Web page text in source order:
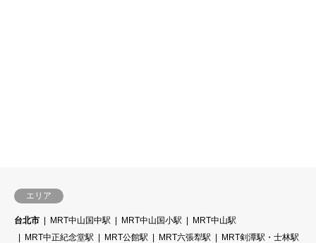
エリア
台北市 MRT中山国中駅 MRT中山国小駅
MRT中山駅
MRT中正紀念堂駅
MRT公館駅 MRT六張犁駅
MRT剣潭駅・士林駅